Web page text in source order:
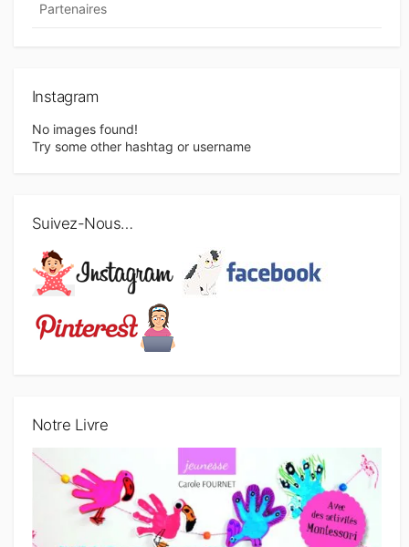
Partenaires
Instagram
No images found!
Try some other hashtag or username
Suivez-Nous…
Notre Livre